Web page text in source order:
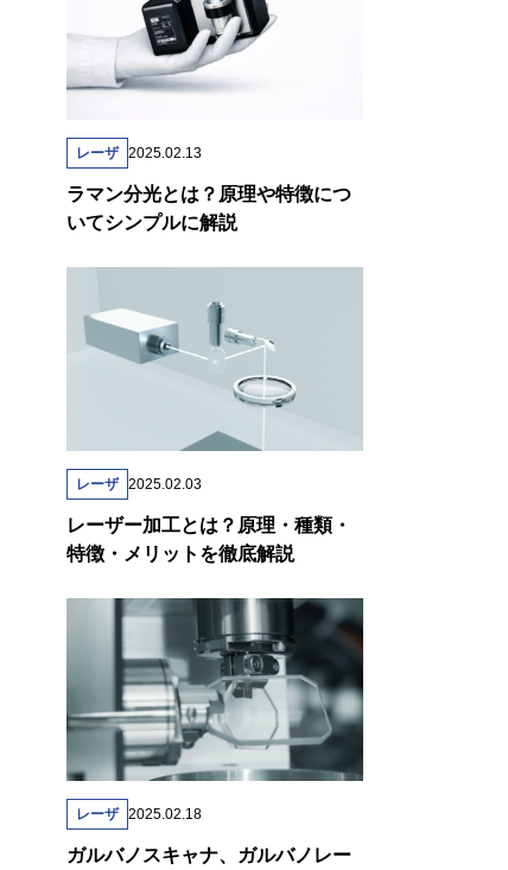
レーザ 2025.02.13
ラマン分光とは？原理や特徴につ
いてシンプルに解説
レーザ 2025.02.03
レーザー加工とは？原理・種類・
特徴・メリットを徹底解説
レーザ 2025.02.18
ガルバノスキャナ、ガルバノレー